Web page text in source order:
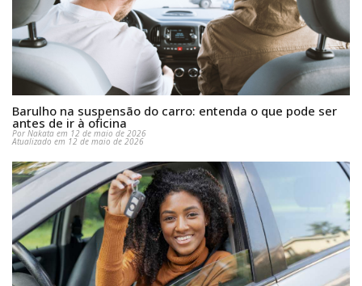
Barulho na suspensão do carro: entenda o que pode ser
antes de ir à oficina
Por Nakata em 12 de maio de 2026
Atualizado em 12 de maio de 2026